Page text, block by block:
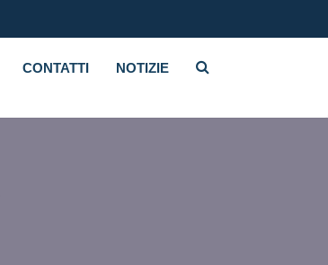
CONTATTI NOTIZIE